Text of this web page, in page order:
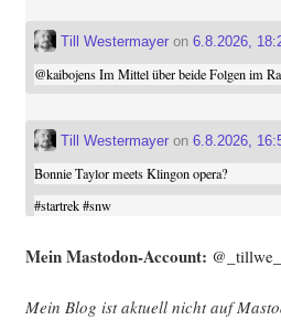
Till Westermayeron 6.8.2026,
@kaibojensIm Mittel über beide Folgen im
Till Westermayeron 6.8.2026,
Bonnie Taylor meets Klingon opera?
#startrek #snw
Mein Mast­o­don-Account:
Mein Blog ist aktu­ell nicht auf